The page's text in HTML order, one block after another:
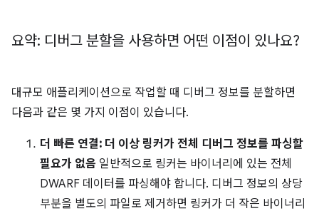
요약: 디버그 분할을 사용하면 어떤 이점이 있나요?
대규모 애플리케이션으로 작업할 때 디버그 정보를 분할하면
다음과 같은 몇 가지 이점이 있습니다.
더 빠른 연결: 더 이상 링커가 전체 디버그 정보를 파싱할
필요가 없음 일반적으로 링커는 바이너리에 있는 전체
DWARF 데이터를 파싱해야 합니다. 디버그 정보의 상당
부분을 별도의 파일로 제거하면 링커가 더 작은 바이너리